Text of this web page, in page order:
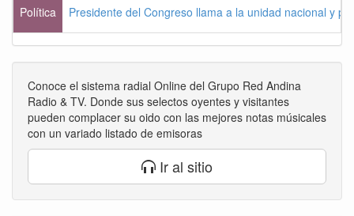
Política Presidente del Congreso llama a la unidad nacional y
Conoce el sistema radial Online del Grupo Red Andina
Radio & TV. Donde sus selectos oyentes y visitantes
pueden complacer su oido con las mejores notas músicales
con un variado listado de emisoras
Ir al sitio